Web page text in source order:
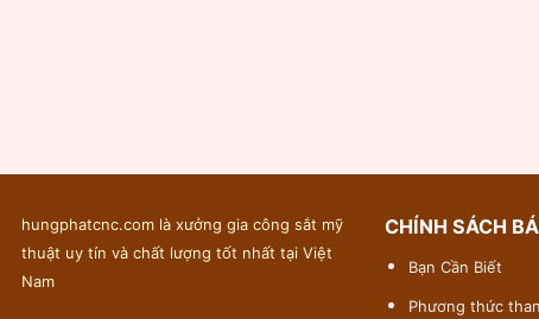
hungphatcnc.com là xưởng gia công sắt mỹ
thuật uy tín và chất lượng tốt nhất tại Việt
Nam
CHÍNH SÁCH
Bạn Cần Biết
Phương thức